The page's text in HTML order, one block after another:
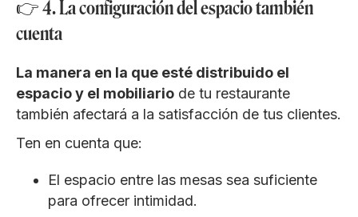
👉 4. La configuración del espacio también
cuenta
La manera en la que esté distribuido el
espacio y el mobiliario de tu restaurante
también afectará a la satisfacción de tus clientes.
Ten en cuenta que:
El espacio entre las mesas sea suficiente
para ofrecer intimidad.